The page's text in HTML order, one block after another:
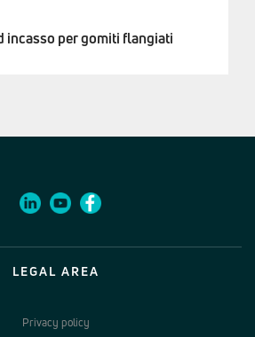
incasso per gomiti flangiati
LEGAL AREA
Privacy policy